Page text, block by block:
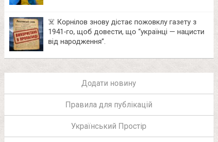
☠️ Корнілов знову дістає пожовклу газету з
1941‑го, щоб довести, що “українці — нацисти
від народження”.
Додати новину
Правила для публікацій
Український Простір